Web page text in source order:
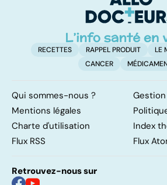
RECETTES RAPPEL PRODUIT
LE
CANCER
Qui sommes-nous ?
Mentions légales
Charte d'utilisation
Index
Flux RSS
Flux
Retrouvez-nous sur